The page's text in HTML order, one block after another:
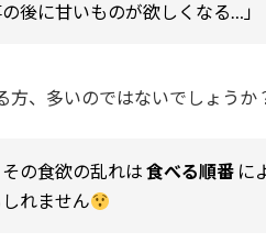
の後に甘いものが欲しくなる…」
方、多いのではないでしょうか
の食欲の乱れは 食べる順番に
れません